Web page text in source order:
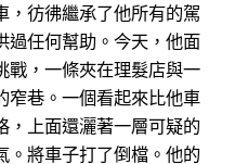
，彷彿繼承了他所有的駕
過任何幫助。今天，他面
戰，一條夾在理髮店與一
窄巷。一個看起來比他車
，上面還灑著一層可疑的
。將車子打了倒檔。他的